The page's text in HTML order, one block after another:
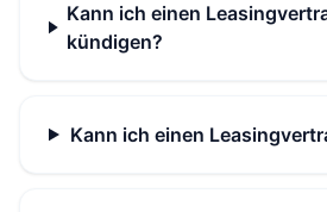
Kann ich einen
kündigen?
Kann ich einen